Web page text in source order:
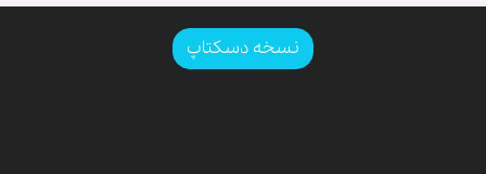
نسخه دسکتاپ